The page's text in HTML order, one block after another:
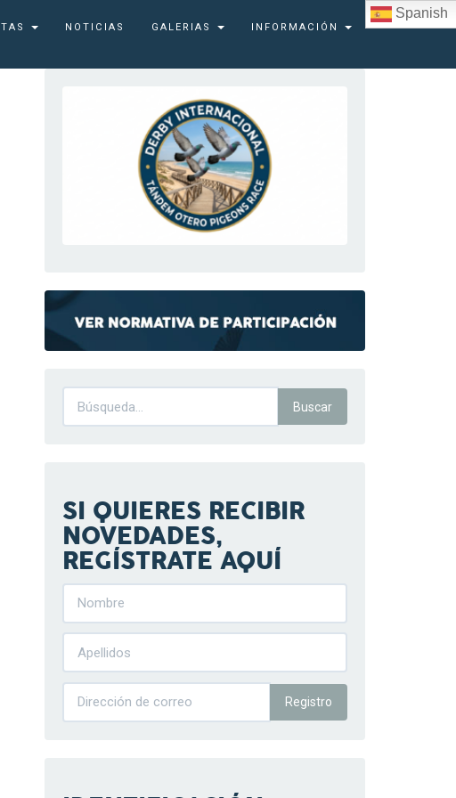
NOTICIAS GALERIAS INFORMACIÓN
Spanish
SI QUIERES RECIBIR
NOVEDADES,
REGÍSTRATE AQUÍ
Registro